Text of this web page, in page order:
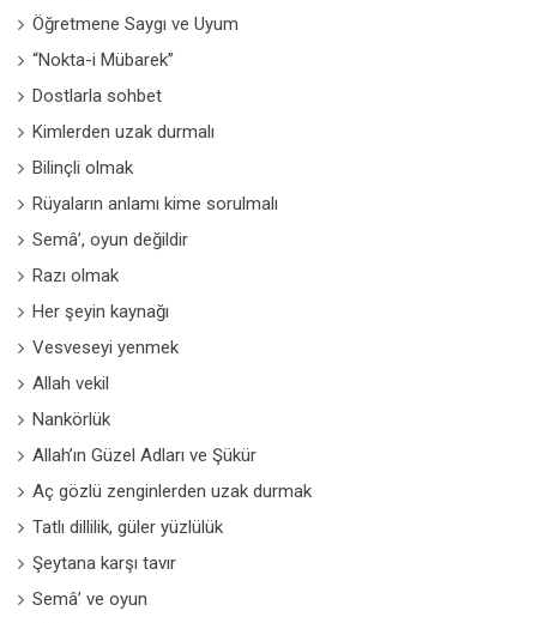
Öğretmene Saygı ve Uyum
“Nokta-i Mübarek”
Dostlarla sohbet
Kimlerden uzak durmalı
Bilinçli olmak
Rüyaların anlamı kime sorulmalı
Semâ’, oyun değildir
Razı olmak
Her şeyin kaynağı
Vesveseyi yenmek
Allah vekil
Nankörlük
Allah’ın Güzel Adları ve Şükür
Aç gözlü zenginlerden uzak durmak
Tatlı dillilik, güler yüzlülük
Şeytana karşı tavır
Semâ’ ve oyun